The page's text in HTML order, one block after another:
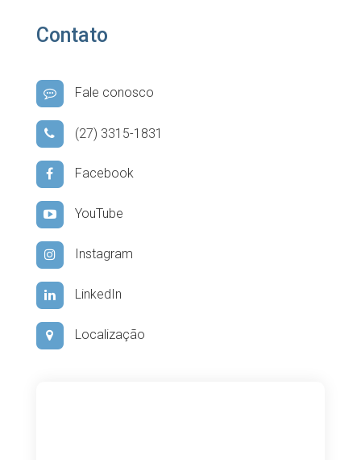
Contato
Fale conosco
(27) 3315-1831
Facebook
YouTube
Instagram
LinkedIn
Localização